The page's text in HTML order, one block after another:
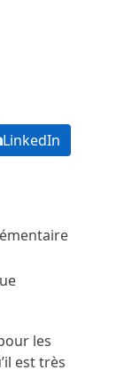
LinkedIn
les
est très